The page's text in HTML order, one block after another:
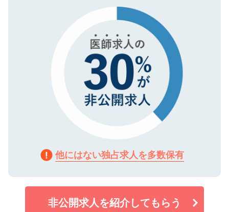
で、機密保持に関してもご安心ください。
他にはない独占求人を多数保有
非公開求人を紹介してもらう